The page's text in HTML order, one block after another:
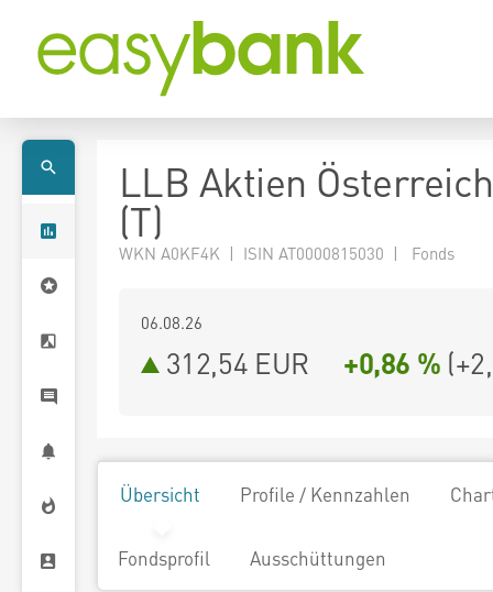
LLB Aktien
(T)
WKN A0KF4K | ISIN AT0000815030 | Fonds
06.08.26
312,54 EUR +0,86 % (
Übersicht Profile / Kennzahlen
Fondsprofil Ausschüttungen